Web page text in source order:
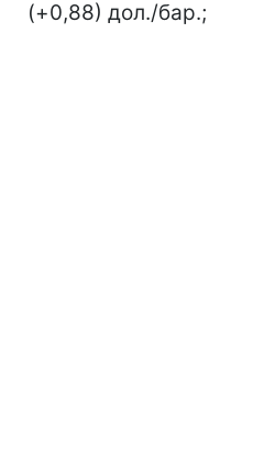
(+0,88) дол./бар.;